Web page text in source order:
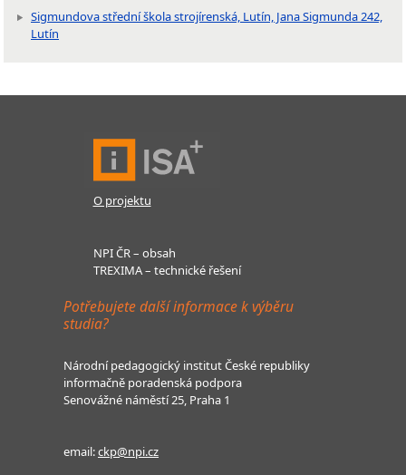
Sigmundova střední škola strojírenská, Lutín, Jana Sigmunda 242,
Lutín
O projektu
NPI ČR – obsah
TREXIMA – technické řešení
Potřebujete další informace k výběru
studia?
Národní pedagogický institut České republiky
informačně poradenská podpora
Senovážné náměstí 25, Praha 1
email:ckp@npi.cz